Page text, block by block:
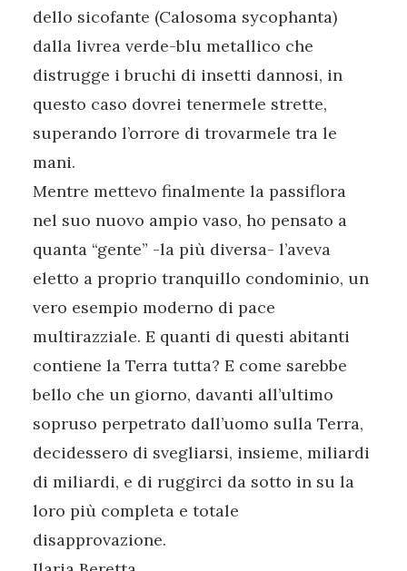
dello sicofante (Calosoma sycophanta)
dalla livrea verde-blu metallico che
distrugge i bruchi di insetti dannosi, in
questo caso dovrei tenermele strette,
superando l’orrore di trovarmele tra le
mani.
Mentre mettevo finalmente la passiflora
nel suo nuovo ampio vaso, ho pensato a
quanta “gente” -la più diversa- l’aveva
eletto a proprio tranquillo condominio, un
vero esempio moderno di pace
multirazziale. E quanti di questi abitanti
contiene la Terra tutta? E come sarebbe
bello che un giorno, davanti all’ultimo
sopruso perpetrato dall’uomo sulla Terra,
decidessero di svegliarsi, insieme, miliardi
di miliardi, e di ruggirci da sotto in su la
loro più completa e totale
disapprovazione.